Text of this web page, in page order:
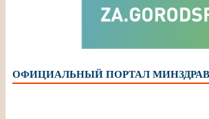
ОФИЦИАЛЬНЫЙ ПОРТАЛ